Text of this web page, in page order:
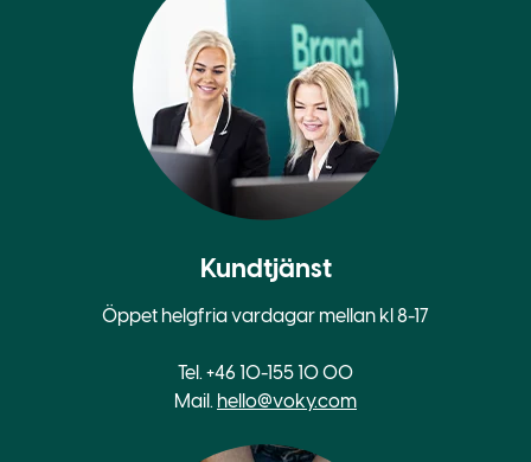
Kundtjänst
Öppet helgfria vardagar mellan kl 8-17
Tel. +46 10-155 10 00
Mail. hello@voky.com